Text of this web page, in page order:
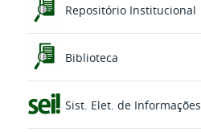
Repositório Institucional
Biblioteca
Sist. Elet. de Informações